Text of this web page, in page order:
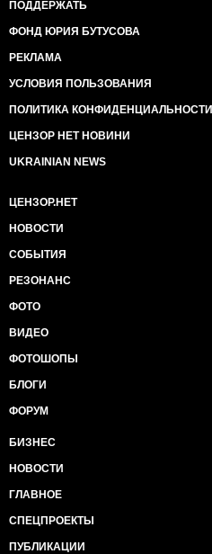
ПОДДЕРЖАТЬ
ФОНД ЮРИЯ БУТУСОВА
РЕКЛАМА
УСЛОВИЯ ПОЛЬЗОВАНИЯ
ПОЛИТИКА КОНФИДЕНЦИАЛЬНОСТИ
ЦЕНЗОР НЕТ НОВИНИ
UKRAINIAN NEWS
ЦЕНЗОР.НЕТ
НОВОСТИ
СОБЫТИЯ
РЕЗОНАНС
ФОТО
ВИДЕО
ФОТОШОПЫ
БЛОГИ
ФОРУМ
БИЗНЕС
НОВОСТИ
ГЛАВНОЕ
СПЕЦПРОЕКТЫ
ПУБЛИКАЦИИ